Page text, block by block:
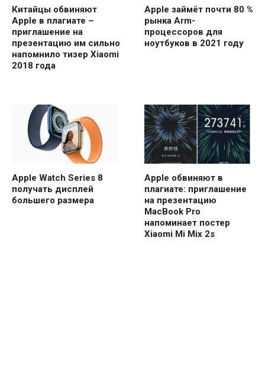
Китайцы обвиняют
Apple в плагиате –
приглашение на
презентацию им сильно
напомнило тизер Xiaomi
2018 года
Apple займёт почти 80 %
рынка Arm-
процессоров для
ноутбуков в 2021 году
Apple Watch Series 8
получать дисплей
большего размера
Apple обвиняют в
плагиате: приглашение
на презентацию
MacBook Pro
напоминает постер
Xiaomi Mi Mix 2s